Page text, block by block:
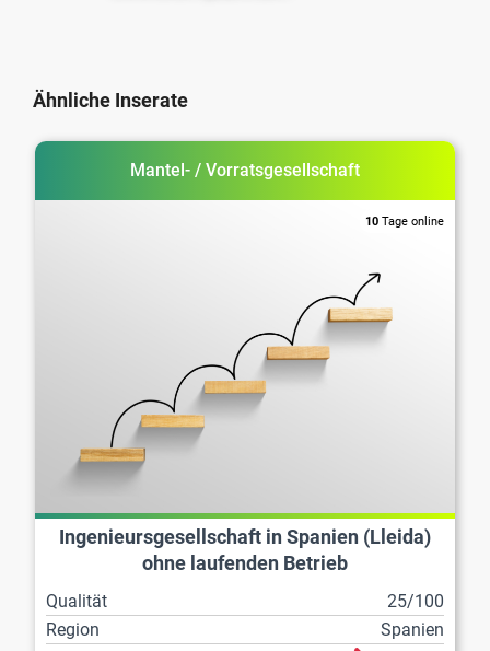
Ähnliche Inserate
Mantel- / Vorratsgesellschaft
10 Tage online
Ingenieursgesellschaft in Spanien (Lleida)
ohne laufenden Betrieb
Qualität
25/100
Region
Spanien